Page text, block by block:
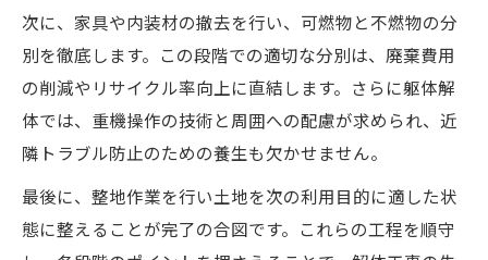
次に、家具や内装材の撤去を行い、可燃物と不燃物の分
別を徹底します。この段階での適切な分別は、廃棄費用
の削減やリサイクル率向上に直結します。さらに躯体解
体では、重機操作の技術と周囲への配慮が求められ、近
隣トラブル防止のための養生も欠かせません。
最後に、整地作業を行い土地を次の利用目的に適した状
態に整えることが完了の合図です。これらの工程を順守